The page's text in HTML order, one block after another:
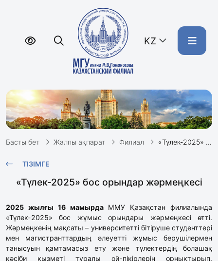
KZ
Басты бет Жалпы ақпарат Филиал «Түлек-2025» бос орындар жәрмеңкесі
ТІЗІМГЕ
«Түлек-2025» бос орындар жәрмеңкесі
2025 жылғы 16 мамырдаММУ Қазақстан филиалында
«Түлек-2025» бос жұмыс орындары жәрмеңкесі өтті.
Жәрмеңкенің мақсаты – университетті бітіруше студенттері
мен магистранттардың әлеуетті жұмыс берушілермен
танысуын қамтамасыз ету және түлектердің болашақ
кәсіби қызметі туралы ой-пікірлерін орнықтырып,